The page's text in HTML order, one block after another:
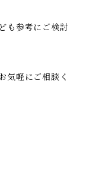
も参考にご検討
気軽にご相談く